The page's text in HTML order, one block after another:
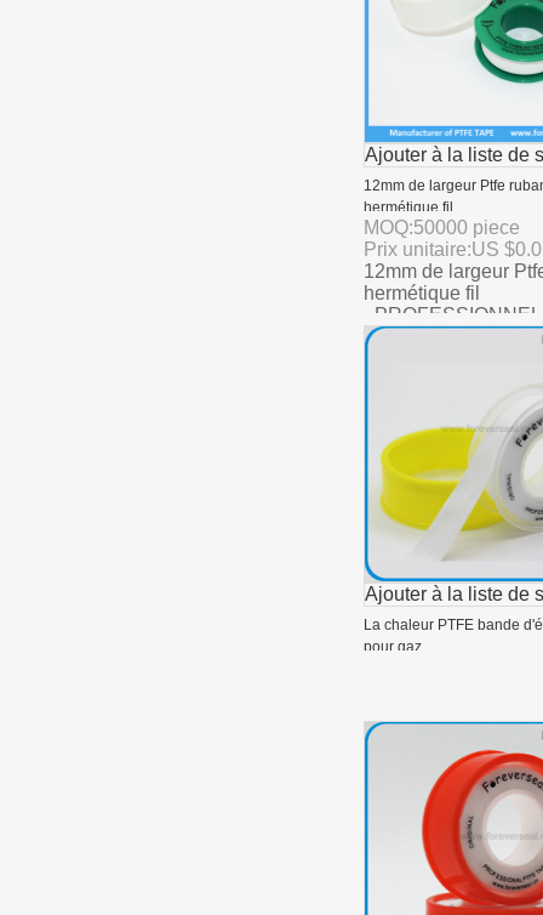
Ajouter à la liste de
12mm de largeur Ptfe
hermétique fil
MOQ:50000 piece
Prix unitaire:US $
12mm de largeur
hermétique fil
·
TAPE FABRICANT
Ajouter à la liste de
La chaleur PTFE bande
pour gaz